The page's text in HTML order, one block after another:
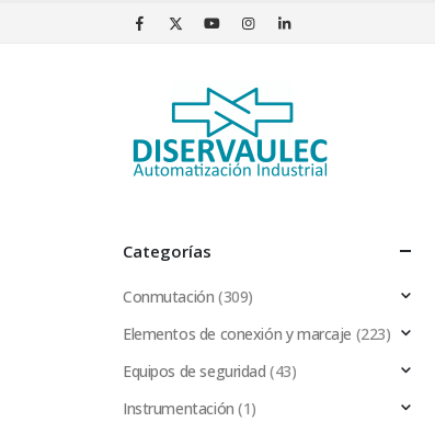
Categorías
Conmutación (309)
Elementos de conexión y marcaje (223)
Equipos de seguridad (43)
Instrumentación (1)